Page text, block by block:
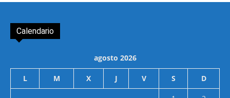
Calendario
agosto 2026
L M X J V S D